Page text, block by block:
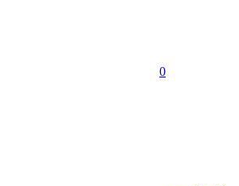
0